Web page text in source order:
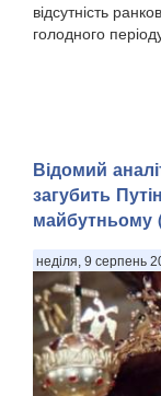
відсутність
голодного
​Відомий
загубить
майбутньому
неділя, 9 серпень